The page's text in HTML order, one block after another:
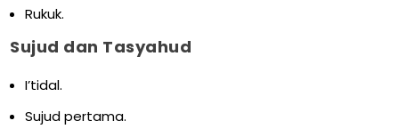
Rukuk.
Sujud dan Tasyahud
I’tidal.
Sujud pertama.